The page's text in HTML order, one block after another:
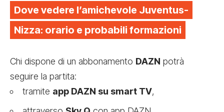
Dove vedere l’amichevole Juventus-
Nizza: orario e probabili formazioni
Chi dispone di un abbonamento DAZN potrà
seguire la partita:
tramite app DAZN su smart TV,